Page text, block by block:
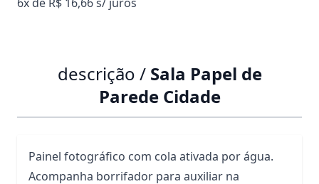
descrição / Sala Papel de
Parede Cidade
Painel fotográfico com cola ativada por água.
Acompanha borrifador para auxiliar na